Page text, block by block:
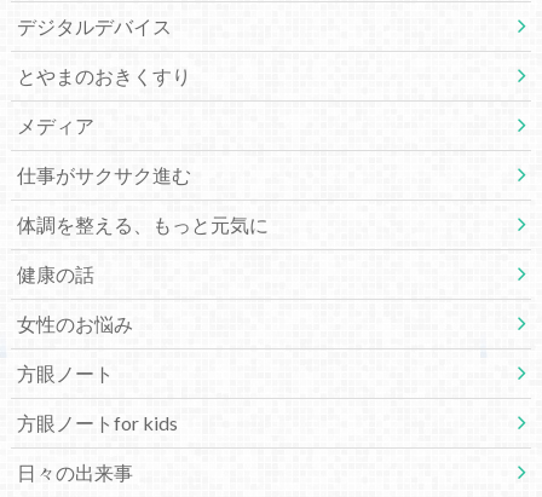
デジタルデバイス
とやまのおきくすり
メディア
仕事がサクサク進む
体調を整える、もっと元気に
健康の話
女性のお悩み
方眼ノート
方眼ノートfor kids
日々の出来事